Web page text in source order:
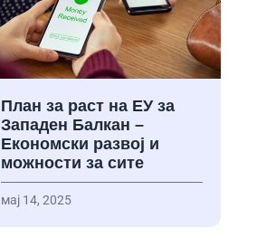
План за раст на ЕУ за
Западен Балкан –
Економски развој и
можности за сите
мај 14, 2025